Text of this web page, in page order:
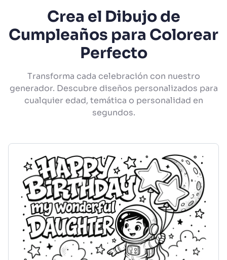
Crea el Dibujo de
Cumpleaños para Colorear
Perfecto
Transforma cada celebración con nuestro
generador. Descubre diseños personalizados para
cualquier edad, temática o personalidad en
segundos.